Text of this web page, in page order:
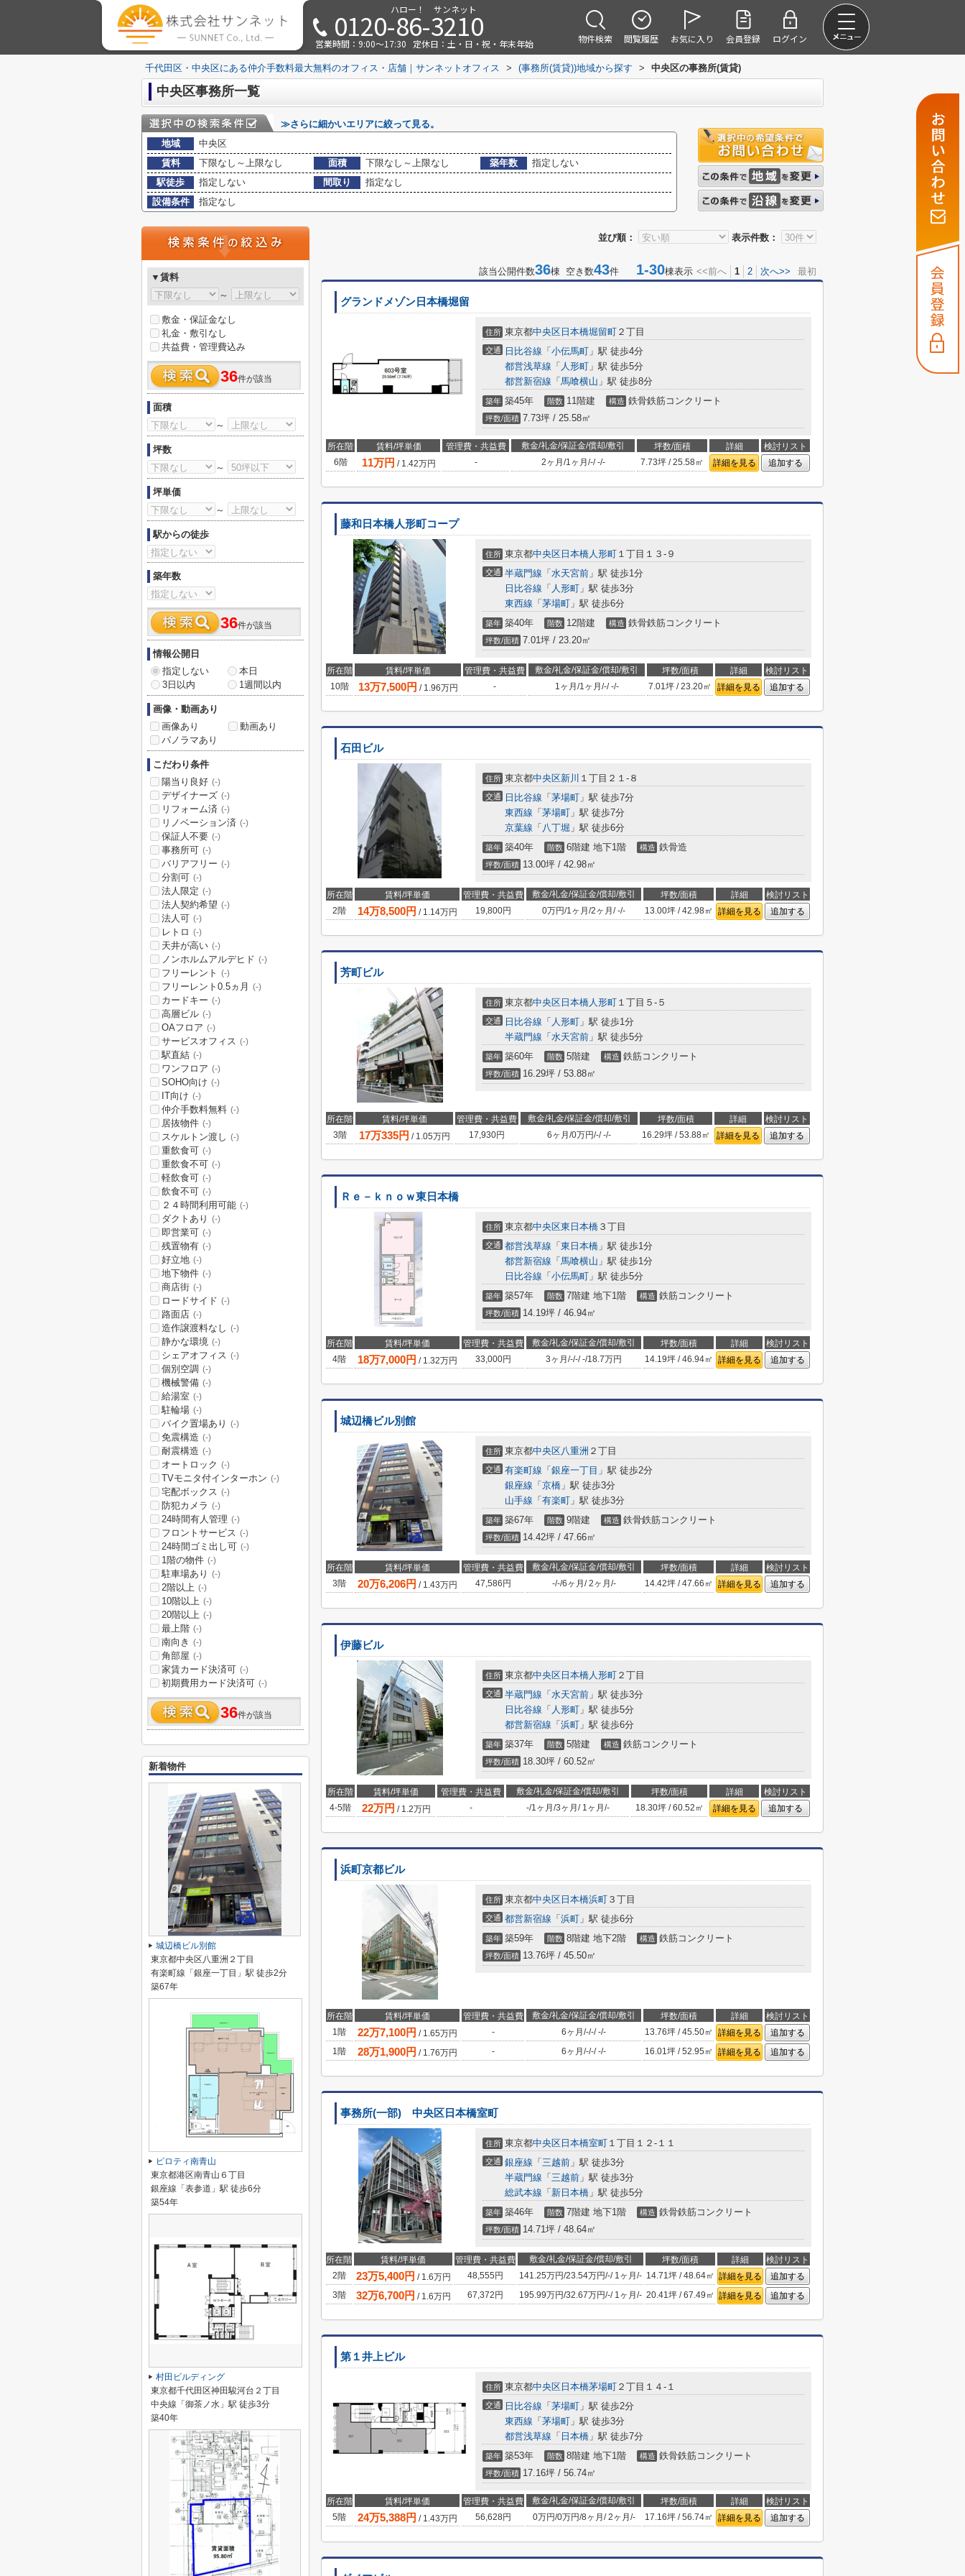
ハロー！ サンネット
0120-86-3210
営業時間：9:00～17:30 定休日：土・日・祝・年末年始 物件検索 閲覧履歴 お気に入り 会員登録 ログイン
千代田区・中央区にある仲介手数料最大無料のオフィス・店舗｜サンネットオフィス > (事務所(賃貸))地域から探す > 中央区の事務所(賃貸)
中央区事務所一覧
≫さらに細かいエリアに絞って見る。
地域
中央区
賃料
下限なし～上限なし 面積 下限なし～上限なし 築年数
指定しない
駅徒歩
指定しない 間取り
指定なし
設備条件
指定なし
並び順： 表示件数：
該当公開件数36棟 空き数43件 1-30棟表示 <<前へ 1 2 次へ>> 最初
グランドメゾン日本橋堀留
住所 東京都中央区 日本橋堀留町 ２丁目
交通 日比谷線 「 小伝馬町 」駅 徒歩4分
都営浅草線 「 人形町 」駅 徒歩5分
都営新宿線 「 馬喰横山 」駅 徒歩8分
築年 築45年 階数 11階建 構造 鉄骨鉄筋コンクリート
坪数/面積 7.73坪 / 25.58㎡
所在階 賃料/坪単価 管理費・共益費 敷金/礼金/保証金/償却/敷引 坪数/面積 詳細
検討リスト
6階
11万円 / 1.42万円 - 2ヶ月 /1ヶ月 /-/-/- 7.73坪 / 25.58㎡ 詳細を見る 追加する
藤和日本橋人形町コープ
住所 東京都中央区 日本橋人形町 １丁目１３-９
交通 半蔵門線 「 水天宮前 」駅 徒歩1分
日比谷線 「 人形町 」駅 徒歩3分
東西線 「 茅場町 」駅 徒歩6分
築年 築40年 階数 12階建 構造 鉄骨鉄筋コンクリート
坪数/面積 7.01坪 / 23.20㎡
所在階 賃料/坪単価 管理費・共益費 敷金/礼金/保証金/償却/敷引 坪数/面積 詳細
検討リスト
10階
13万7,500円 / 1.96万円 - 1ヶ月 /1ヶ月 /-/-/- 7.01坪 / 23.20㎡ 詳細を見る 追加する
石田ビル
住所 東京都中央区新川 １丁目２１-８
交通 日比谷線 「 茅場町 」駅 徒歩7分
東西線 「 茅場町 」駅 徒歩7分
京葉線 「 八丁堀 」駅 徒歩6分
築年 築40年 階数 6階建 地下1階 構造 鉄骨造
坪数/面積 13.00坪 / 42.98㎡
所在階 賃料/坪単価 管理費・共益費 敷金/礼金/保証金/償却/敷引 坪数/面積 詳細
検討リスト
2階
14万8,500円 / 1.14万円 19,800円 0万円/1ヶ月 /2ヶ月 /-/- 13.00坪 / 42.98㎡ 詳細を見る 追加する
芳町ビル
住所 東京都中央区 日本橋人形町 １丁目５-５
交通 日比谷線 「 人形町 」駅 徒歩1分
半蔵門線 「 水天宮前 」駅 徒歩5分
築年 築60年 階数 5階建 構造 鉄筋コンクリート
坪数/面積 16.29坪 / 53.88㎡
所在階 賃料/坪単価 管理費・共益費 敷金/礼金/保証金/償却/敷引 坪数/面積 詳細
検討リスト
3階
17万335円 / 1.05万円 17,930円 6ヶ月 /0万円/-/-/- 16.29坪 / 53.88㎡ 詳細を見る 追加する
Ｒｅ－ｋｎｏｗ東日本橋
住所 東京都中央区東日本橋 ３丁目
交通 都営浅草線 「 東日本橋 」駅 徒歩1分
都営新宿線 「 馬喰横山 」駅 徒歩1分
日比谷線 「 小伝馬町 」駅 徒歩5分
築年 築57年 階数 7階建 地下1階 構造 鉄筋コンクリート
坪数/面積 14.19坪 / 46.94㎡
所在階 賃料/坪単価 管理費・共益費 敷金/礼金/保証金/償却/敷引 坪数/面積 詳細
検討リスト
4階
18万7,000円 / 1.32万円 33,000円 3ヶ月 /-/-/-/18.7万円 14.19坪 / 46.94㎡ 詳細を見る 追加する
城辺橋ビル別館
住所 東京都中央区八重洲 ２丁目
交通 有楽町線 「 銀座一丁目 」駅 徒歩2分
銀座線 「 京橋 」駅 徒歩3分
山手線 「 有楽町 」駅 徒歩3分
築年 築67年 階数 9階建 構造 鉄骨鉄筋コンクリート
坪数/面積 14.42坪 / 47.66㎡
所在階 賃料/坪単価 管理費・共益費 敷金/礼金/保証金/償却/敷引 坪数/面積 詳細
検討リスト
3階
20万6,206円 / 1.43万円 47,586円 -/-/6ヶ月 /2ヶ月 /- 14.42坪 / 47.66㎡ 詳細を見る 追加する
伊藤ビル
住所 東京都中央区 日本橋人形町 ２丁目
交通 半蔵門線 「 水天宮前 」駅 徒歩3分
日比谷線 「 人形町 」駅 徒歩5分
都営新宿線 「 浜町 」駅 徒歩6分
築年 築37年 階数 5階建 構造 鉄筋コンクリート
坪数/面積 18.30坪 / 60.52㎡
所在階 賃料/坪単価 管理費・共益費 敷金/礼金/保証金/償却/敷引 坪数/面積 詳細
検討リスト
4-5階
22万円 / 1.2万円 - -/1ヶ月 /3ヶ月 / 1ヶ月 /- 18.30坪 / 60.52㎡ 詳細を見る 追加する
浜町京都ビル
住所 東京都中央区 日本橋浜町 ３丁目
交通 都営新宿線 「 浜町 」駅 徒歩6分
築年 築59年 階数 8階建 地下2階 構造 鉄筋コンクリート
坪数/面積 13.76坪 / 45.50㎡
所在階 賃料/坪単価 管理費・共益費 敷金/礼金/保証金/償却/敷引 坪数/面積 詳細
検討リスト
1階
22万7,100円 / 1.65万円 - 6ヶ月 /-/-/-/- 13.76坪 / 45.50㎡ 詳細を見る
追加する
1階
28万1,900円 / 1.76万円 - 6ヶ月 /-/-/-/- 16.01坪 / 52.95㎡ 詳細を見る 追加する
事務所(一部) 中央区日本橋室町
住所 東京都中央区 日本橋室町 １丁目１２-１１
交通 銀座線 「 三越前 」駅 徒歩3分
半蔵門線 「 三越前 」駅 徒歩3分
総武本線 「 新日本橋 」駅 徒歩5分
築年 築46年 階数 7階建 地下1階 構造 鉄骨鉄筋コンクリート
坪数/面積 14.71坪 / 48.64㎡
所在階 賃料/坪単価 管理費・共益費 敷金/礼金/保証金/償却/敷引 坪数/面積 詳細
検討リスト
2階
23万5,400円 / 1.6万円 48,555円 141.25万円/23.54万円/-/ 1ヶ月 /- 14.71坪 / 48.64㎡ 詳細を見る
追加する
3階
32万6,700円 / 1.6万円 67,372円 195.99万円/32.67万円/-/ 1ヶ月 /- 20.41坪 / 67.49㎡ 詳細を見る 追加する
第１井上ビル
住所 東京都中央区 日本橋茅場町 ２丁目１４-１
交通 日比谷線 「 茅場町 」駅 徒歩2分
東西線 「 茅場町 」駅 徒歩3分
都営浅草線 「 日本橋 」駅 徒歩7分
築年 築53年 階数 8階建 地下1階 構造 鉄骨鉄筋コンクリート
坪数/面積 17.16坪 / 56.74㎡
所在階 賃料/坪単価 管理費・共益費 敷金/礼金/保証金/償却/敷引 坪数/面積 詳細
検討リスト
5階
24万5,388円 / 1.43万円 56,628円 0万円/0万円/8ヶ月 /2ヶ月 /- 17.16坪 / 56.74㎡ 詳細を見る 追加する
▼賃料
～
敷金・保証金なし
礼金・敷引なし
共益費・管理費込み
36件が該当
面積
～
坪数
～
坪単価
～
駅からの徒歩
築年数
36件が該当
情報公開日
指定しない
本日
3日以内
1週間以内
画像・動画あり
画像あり
動画あり
パノラマあり
こだわり条件
陽当り良好 (-)
デザイナーズ (-)
リフォーム済 (-)
リノベーション済 (-)
保証人不要 (-)
事務所可 (-)
バリアフリー (-)
分割可 (-)
法人限定 (-)
法人契約希望 (-)
法人可 (-)
レトロ (-)
天井が高い (-)
ノンホルムアルデヒド (-)
フリーレント (-)
フリーレント0.5ヵ月 (-)
カードキー (-)
高層ビル (-)
OAフロア (-)
サービスオフィス (-)
駅直結 (-)
ワンフロア (-)
SOHO向け (-)
IT向け (-)
仲介手数料無料 (-)
居抜物件 (-)
スケルトン渡し (-)
重飲食可 (-)
重飲食不可 (-)
軽飲食可 (-)
飲食不可 (-)
２４時間利用可能 (-)
ダクトあり (-)
即営業可 (-)
残置物有 (-)
好立地 (-)
地下物件 (-)
商店街 (-)
ロードサイド (-)
路面店 (-)
造作譲渡料なし (-)
静かな環境 (-)
シェアオフィス (-)
個別空調 (-)
機械警備 (-)
給湯室 (-)
駐輪場 (-)
バイク置場あり (-)
免震構造 (-)
耐震構造 (-)
オートロック (-)
TVモニタ付インターホン (-)
宅配ボックス (-)
防犯カメラ (-)
24時間有人管理 (-)
フロントサービス (-)
24時間ゴミ出し可 (-)
1階の物件 (-)
駐車場あり (-)
2階以上 (-)
10階以上 (-)
20階以上 (-)
最上階 (-)
南向き (-)
角部屋 (-)
家賃カード決済可 (-)
初期費用カード決済可 (-)
36件が該当
新着物件
城辺橋ビル別館
東京都中央区八重洲２丁目
有楽町線「銀座一丁目」駅 徒歩2分
築67年
ピロティ南青山
東京都港区南青山６丁目
銀座線「表参道」駅 徒歩6分
築54年
村田ビルディング
東京都千代田区神田駿河台２丁目
中央線「御茶ノ水」駅 徒歩3分
築40年